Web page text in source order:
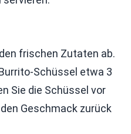
frischen Zutaten ab.
Schüssel etwa 3
Sie die Schüssel vor
Geschmack zurück